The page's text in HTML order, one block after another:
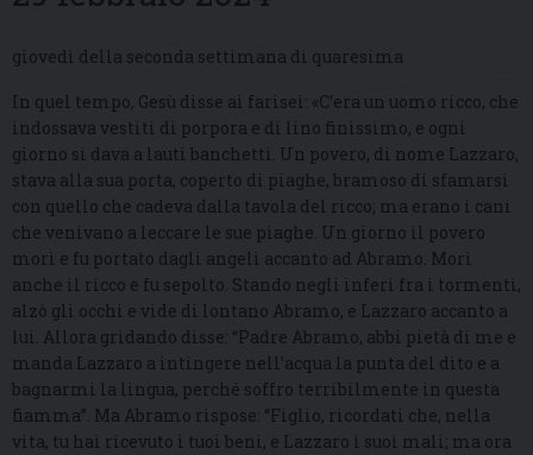
giovedì della seconda settimana di quaresima
In quel tempo, Gesù disse ai farisei: «C’era un uomo ricco, che
indossava vestiti di porpora e di lino finissimo, e ogni
giorno si dava a lauti banchetti. Un povero, di nome Lazzaro,
stava alla sua porta, coperto di piaghe, bramoso di sfamarsi
con quello che cadeva dalla tavola del ricco; ma erano i cani
che venivano a leccare le sue piaghe. Un giorno il povero
morì e fu portato dagli angeli accanto ad Abramo. Morì
anche il ricco e fu sepolto. Stando negli inferi fra i tormenti,
alzò gli occhi e vide di lontano Abramo, e Lazzaro accanto a
lui. Allora gridando disse: “Padre Abramo, abbi pietà di me e
manda Lazzaro a intingere nell’acqua la punta del dito e a
bagnarmi la lingua, perché soffro terribilmente in questa
fiamma”. Ma Abramo rispose: “Figlio, ricordati che, nella
vita, tu hai ricevuto i tuoi beni, e Lazzaro i suoi mali; ma ora